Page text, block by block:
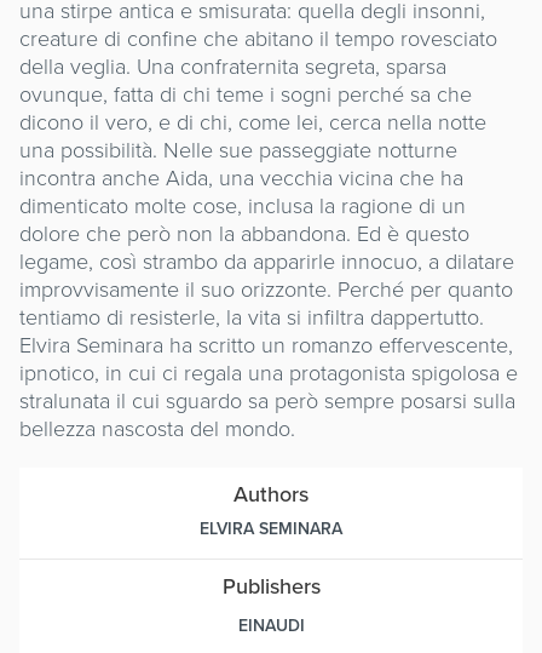
una stirpe antica e smisurata: quella degli insonni,
creature di confine che abitano il tempo rovesciato
della veglia. Una confraternita segreta, sparsa
ovunque, fatta di chi teme i sogni perché sa che
dicono il vero, e di chi, come lei, cerca nella notte
una possibilità. Nelle sue passeggiate notturne
incontra anche Aida, una vecchia vicina che ha
dimenticato molte cose, inclusa la ragione di un
dolore che però non la abbandona. Ed è questo
legame, così strambo da apparirle innocuo, a dilatare
improvvisamente il suo orizzonte. Perché per quanto
tentiamo di resisterle, la vita si infiltra dappertutto.
Elvira Seminara ha scritto un romanzo effervescente,
ipnotico, in cui ci regala una protagonista spigolosa e
stralunata il cui sguardo sa però sempre posarsi sulla
bellezza nascosta del mondo.
Authors
ELVIRA SEMINARA
Publishers
EINAUDI